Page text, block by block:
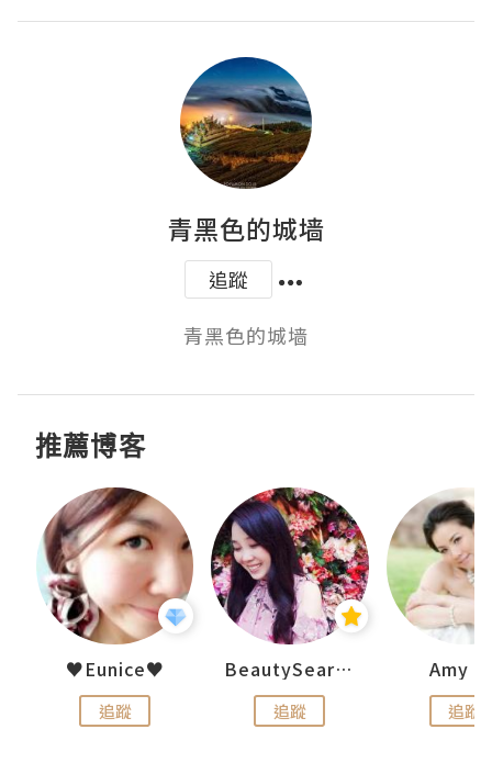
青黑色的城墙
追蹤
推薦博客
♥Eunice♥
追蹤
BeautySearch
追蹤
Amy
追蹤